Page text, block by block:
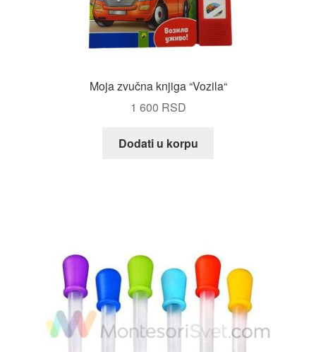
Moja zvučna knjiga “Vozila“
1 600 RSD
Dodati u korpu